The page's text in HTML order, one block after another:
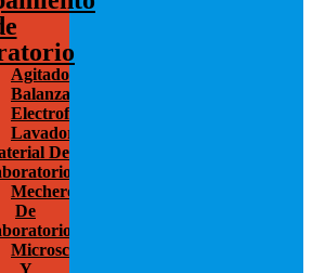
Agitadores
Balanzas
Electroforesis
Lavadoras
De
Mecheros
De
Microscopios
Y